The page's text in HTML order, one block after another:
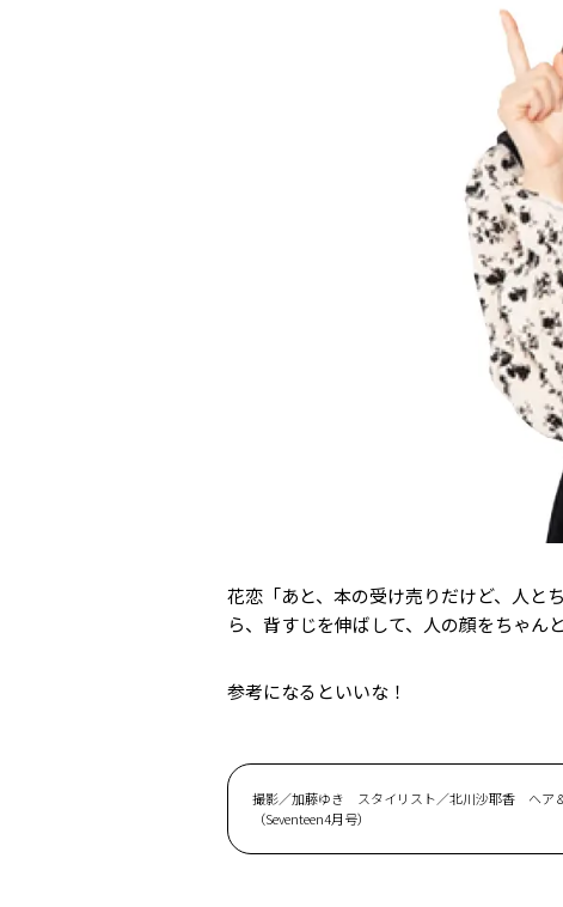
花恋「あと、本の受け売りだけど、人と
ら、背すじを伸ばして、人の顔をちゃん
参考になるといいな！
撮影／加藤ゆき スタイリスト／北川沙耶香 ヘア
（Seventeen4月号）